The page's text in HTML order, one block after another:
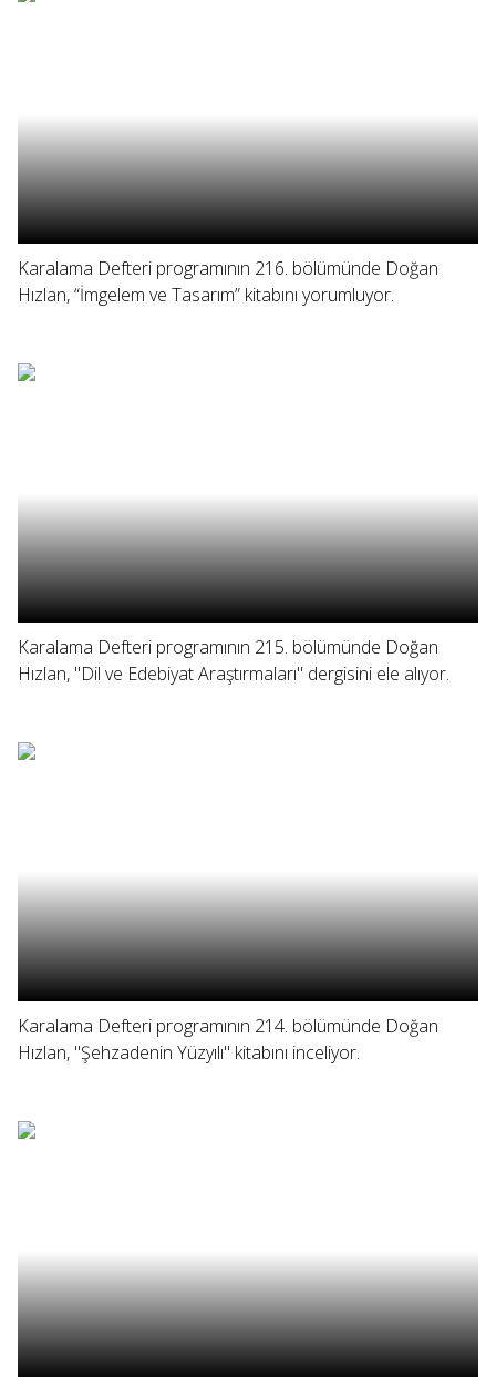
Karalama Defteri programının 216. bölümünde Doğan
Hızlan, “İmgelem ve Tasarım” kitabını yorumluyor.
Karalama Defteri programının 215. bölümünde Doğan
Hızlan, "Dil ve Edebiyat Araştırmaları" dergisini ele alıyor.
Karalama Defteri programının 214. bölümünde Doğan
Hızlan, "Şehzadenin Yüzyılı" kitabını inceliyor.